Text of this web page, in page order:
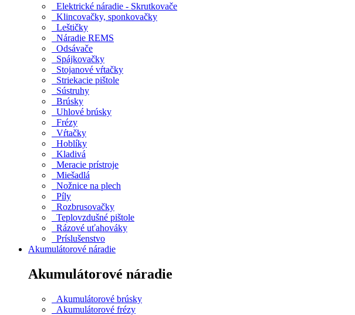
Elektrické náradie - Skrutkovače
Klincovačky, sponkovačky
Leštičky
Náradie REMS
Odsávače
Spájkovačky
Stojanové vŕtačky
Striekacie pištole
Sústruhy
Brúsky
Uhlové brúsky
Frézy
Vŕtačky
Hoblíky
Kladivá
Meracie prístroje
Miešadlá
Nožnice na plech
Píly
Rozbrusovačky
Teplovzdušné pištole
Rázové uťahováky
Príslušenstvo
Akumulátorové náradie
Akumulátorové náradie
Akumulátorové brúsky
Akumulátorové frézy